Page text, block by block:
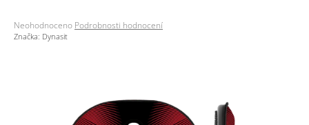
Průměrné
hodnocení
Neohodnoceno Podrobnosti hodnocení
Značka: Dynasit